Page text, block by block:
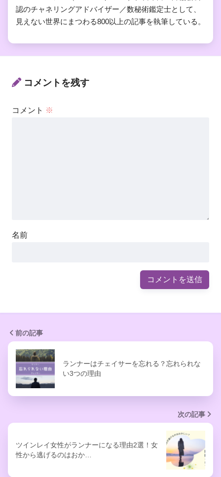
認のチャネリングアドバイザー／数秘術鑑定士として、
見えない世界にまつわる800以上の記事を執筆している。
コメントを残す
コメント ※
名前
前の記事
ランナーはチェイサーを忘れる？忘れられな
い3つの理由
次の記事
ツインレイ女性がランナーになる理由2選！女
性から逃げるのはおか…